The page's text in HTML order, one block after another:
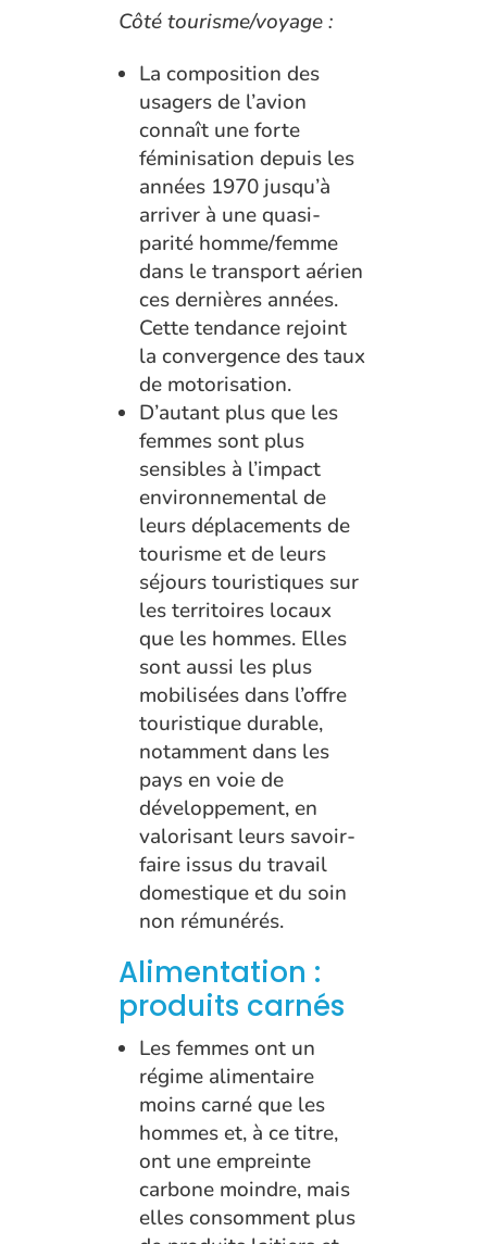
Côté tourisme/voyage :
La composition des
usagers de l’avion
connaît une forte
féminisation depuis les
années 1970 jusqu’à
arriver à une quasi-
parité homme/femme
dans le transport aérien
ces dernières années.
Cette tendance rejoint
la convergence des taux
de motorisation.
D’autant plus que les
femmes sont plus
sensibles à l’impact
environnemental de
leurs déplacements de
tourisme et de leurs
séjours touristiques sur
les territoires locaux
que les hommes. Elles
sont aussi les plus
mobilisées dans l’offre
touristique durable,
notamment dans les
pays en voie de
développement, en
valorisant leurs savoir-
faire issus du travail
domestique et du soin
non rémunérés.
Alimentation :
produits carnés
Les femmes ont un
régime alimentaire
moins carné que les
hommes et, à ce titre,
ont une empreinte
carbone moindre, mais
elles consomment plus